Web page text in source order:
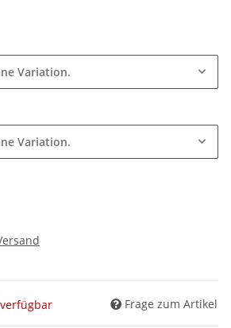
Variation.
Variation.
Frage zum Artikel